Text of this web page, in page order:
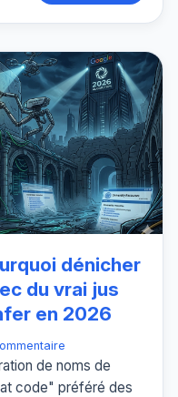
dénicher
du vrai jus
en 2026
de noms de
code" préféré des